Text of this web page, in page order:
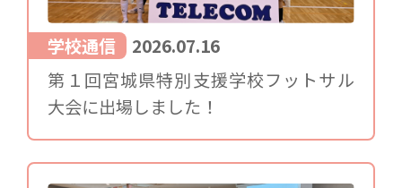
学校通信
2026.07.16
第１回宮城県特別支援学校フットサル
大会に出場しました！